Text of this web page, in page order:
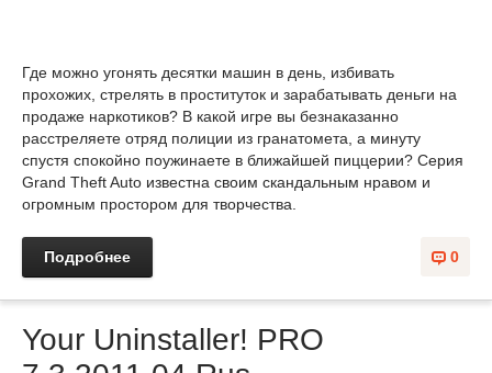
Где можно угонять десятки машин в день, избивать
прохожих, стрелять в проституток и зарабатывать деньги на
продаже наркотиков? В какой игре вы безнаказанно
расстреляете отряд полиции из гранатомета, а минуту
спустя спокойно поужинаете в ближайшей пиццерии? Серия
Grand Theft Auto известна своим скандальным нравом и
огромным простором для творчества.
0
Подробнее
Your Uninstaller! PRO